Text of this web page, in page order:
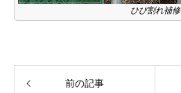
ひび割れ補修
前の記事